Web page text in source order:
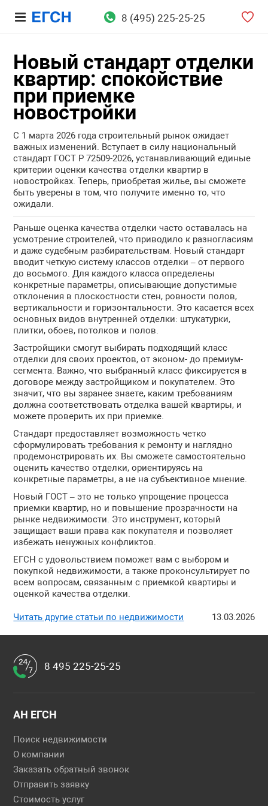
8 (495) 225-25-25
Новый стандарт отделки
квартир: спокойствие
при приемке
новостройки
С 1 марта 2026 года строительный рынок ожидает
важных изменений. Вступает в силу национальный
стандарт ГОСТ Р 72509-2026, устанавливающий единые
критерии оценки качества отделки квартир в
новостройках. Теперь, приобретая жилье, вы сможете
быть уверены в том, что получите именно то, что
ожидали.
Раньше оценка качества отделки часто оставалась на
усмотрение строителей, что приводило к разногласиям
и даже судебным разбирательствам. Новый стандарт
вводит четкую систему классов отделки – от первого
до восьмого. Для каждого класса определены
конкретные параметры, описывающие допустимые
отклонения в плоскостности стен, ровности полов,
вертикальности и горизонтальности. Это касается всех
основных видов внутренней отделки: штукатурки,
плитки, обоев, потолков и полов.
Застройщики смогут выбирать подходящий класс
отделки для своих проектов, от эконом- до премиум-
сегмента. Важно, что выбранный класс фиксируется в
договоре между застройщиком и покупателем. Это
значит, что вы заранее знаете, каким требованиям
должна соответствовать отделка вашей квартиры, и
можете проверить их при приемке.
Стандарт предоставляет возможность четко
сформулировать требования к ремонту и наглядно
продемонстрировать их. Вы сможете самостоятельно
оценить качество отделки, ориентируясь на
конкретные параметры, а не на субъективное мнение.
Новый ГОСТ – это не только упрощение процесса
приемки квартир, но и повышение прозрачности на
рынке недвижимости. Это инструмент, который
защищает ваши права как покупателя и позволяет
избежать ненужных конфликтов.
ЕГСН с удовольствием поможет вам с выбором и
покупкой недвижимости, а также проконсультирует по
всем вопросам, связанным с приемкой квартиры и
оценкой качества отделки.
Читать другие статьи по недвижимости 13.03.2026
8 495 225-25-25
АН ЕГСН
Поиск недвижимости
О компании
Заказать обратный звонок
Отправить заявку
Стоимость услуг